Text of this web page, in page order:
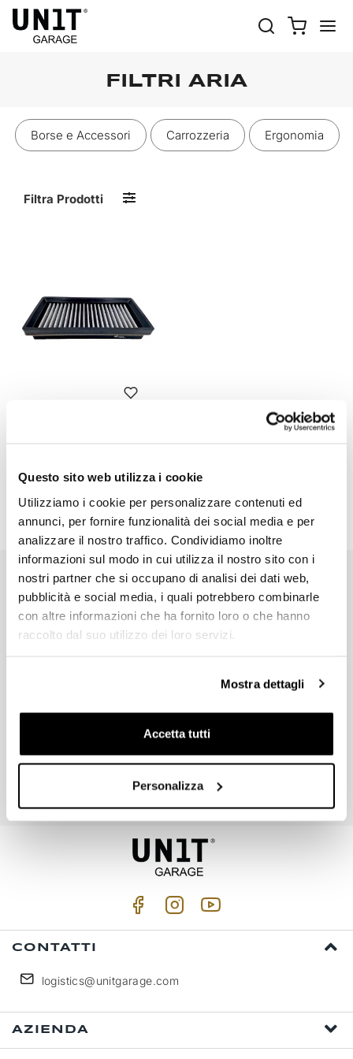
Questo sito web utilizza i cookie
Utilizziamo i cookie per personalizzare contenuti ed
annunci, per fornire funzionalità dei social media e per
analizzare il nostro traffico. Condividiamo inoltre
informazioni sul modo in cui utilizza il nostro sito con i
nostri partner che si occupano di analisi dei dati web,
pubblicità e social media, i quali potrebbero combinarle
con altre informazioni che ha fornito loro o che hanno
raccolto dal suo utilizzo dei loro servizi.
Mostra dettagli
Accetta tutti
Personalizza
FILTRI ARIA
Borse e Accessori Carrozzeria Ergonomia
Filtra Prodotti
€ 70,00
EMAIL NEWSLETTER
Iscriviti gratuitamente alla nostra newsletter.
Accetto trattamento dati personali ( Link
CONTATTI
logistics@unitgarage.com
AZIENDA